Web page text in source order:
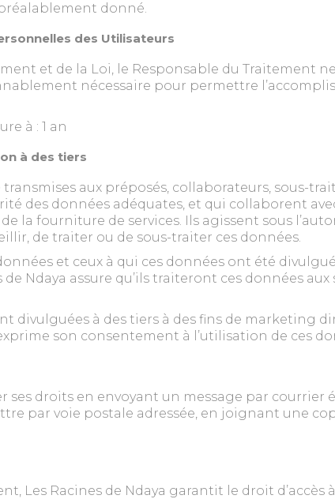
donné.
des Utilisateurs
et de la Loi, le Responsable du Traitement
nécessaire pour permettre
à : 1 an
à des tiers
aux préposés, collaborateurs, sous-
des données adéquates, et qui collaborent
la fourniture de services. Ils agissent sous
de traiter ou de sous-traiter ces données.
et ceux à qui ces données ont été
Ndaya assure qu’ils traiteront ces données
divulguées à des tiers à des fins de marketing
son consentement à l’utilisation de ces
droits en envoyant un message par courrier
par voie postale adressée, en joignant une
Les Racines de Ndaya garantit le droit d’accès